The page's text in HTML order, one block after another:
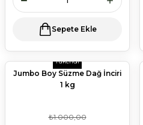
Sepete Ekle
Tükendi
Jumbo Boy Süzme Dağ İnciri
1 kg
₺1.000,00